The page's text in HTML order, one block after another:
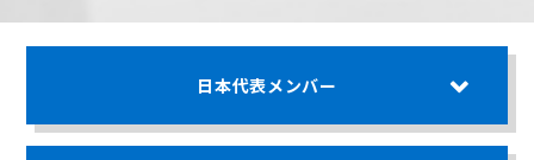
日本代表メンバー